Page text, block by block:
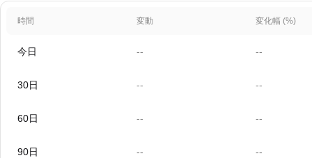
時間 変動 変化幅 (%)
今日 -- --
30日 -- --
60日 -- --
90日 -- --